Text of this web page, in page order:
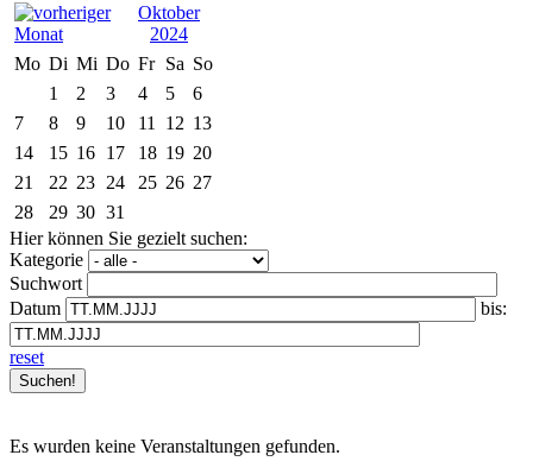
Oktober
2024
Mo Di Mi Do Fr Sa So
1
2 3 4 5
6
7
8 9 10 11 12 13
14
15 16 17 18 19 20
21
22 23 24 25 26 27
28
29 30 31
Hier können Sie gezielt suchen:
Kategorie
Suchwort
Datum
bis:
reset
Es wurden keine Veranstaltungen gefunden.